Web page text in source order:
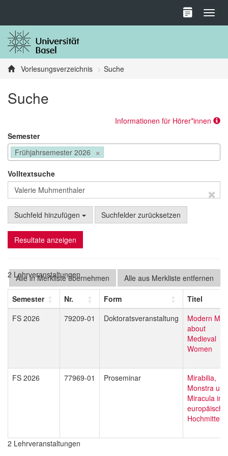
Vorlesungsverzeichnis Suche
Suche
Informationen für Hörer*innen
Semester
×
Frühjahrsemester 2026
Volltextsuche
Suchfeld hinzufügen Suchfelder zurücksetzen
Resultate anzeigen
Alle aus Merkliste entfernen
Alle in Merkliste übernehmen
2 Lehrveranstaltungen
Semester Nr. Form
Titel
FS 2026
79209-01 Doktoratsveranstaltung
Modern
about
Medieval
Women
FS 2026 77969-01 Proseminar
Mirabilia,
Monstra und
Miracula im
2 Lehrveranstaltungen